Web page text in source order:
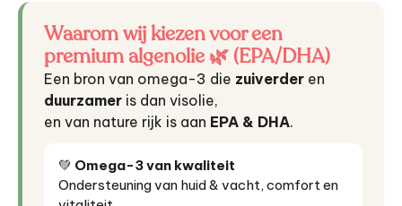
Waarom wij kiezen voor een
premium algenolie 🌿 (EPA/DHA)
Een bron van omega-3 die zuiverder en
duurzamer is dan visolie,
en van nature rijk is aan EPA & DHA.
💚 Omega-3 van kwaliteit
Ondersteuning van huid & vacht, comfort en